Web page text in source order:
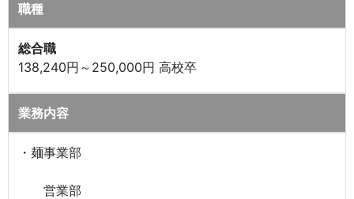
職種
総合職
138,240円～250,000円 高校卒
業務内容
・麺事業部
営業部